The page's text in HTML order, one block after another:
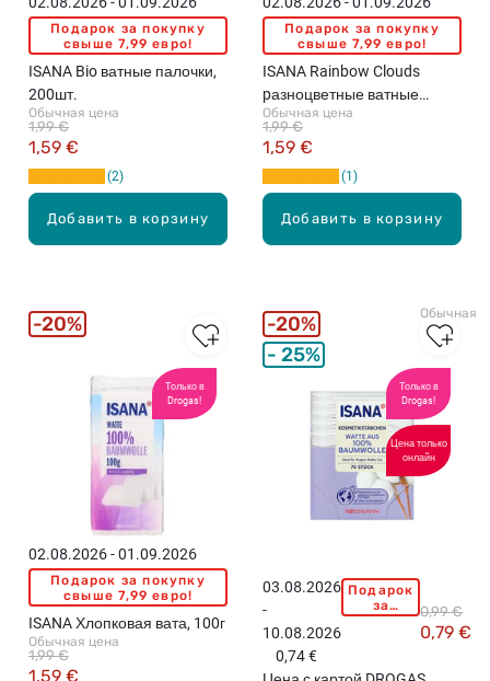
Добавить в корзину
Подарок за покупку
свыше 7,99 евро!
ISANA Bio ватные палочки,
200шт.
Обычная цена
1,59 €
1,99 €
2
Добавить в корзину
Подарок за покупку
свыше 7,99 евро!
ISANA Rainbow Clouds
pазноцветные ватные
палочки, 200шт.
Обычная цена
1,59 €
1,99 €
1
Только в
Drogas!
02.08.2026 - 01.09.2026
Подарок за покупку
свыше 7,99 евро!
ISANA Хлопковая вата, 100г
Обычная цена
1,59 €
1,99 €
20%
Только в
Drogas!
Цена только
онлайн
03.08.2026
-
10.08.2026
Подарок
за
покупку S
A
Обычная
0,79 €
0,99 €
0,74 €
20%
25%